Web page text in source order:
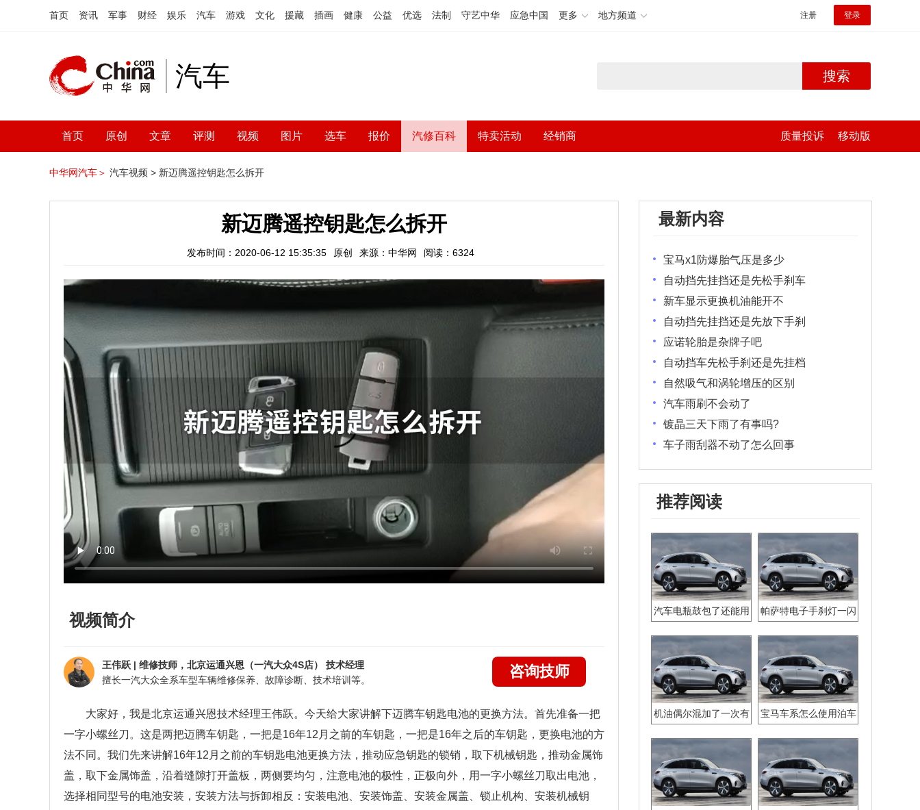
首页 资讯 军事 财经 娱乐 汽车 游戏 文化 援藏 插画 健康 公益 优选 法制 守艺中华 应急中国 更多 地方频道 注册 登录
汽车 搜索
首页 原创 文章 评测 视频 图片 选车 报价 汽修百科 特卖活动 经销商 质量投诉 移动版
中华网汽车＞ 汽车视频 > 新迈腾遥控钥匙怎么拆开
新迈腾遥控钥匙怎么拆开
发布时间：2020-06-12 15:35:35 原创 来源：中华网 阅读：6324
视频简介
王伟跃 | 维修技师，北京运通兴恩（一汽大众4S店） 技术经理
擅长一汽大众全系车型车辆维修保养、故障诊断、技术培训等。
咨询技师
大家好，我是北京运通兴恩技术经理王伟跃。今天给大家讲解下迈腾车钥匙电池的更换方法。首先准备一把
一字小螺丝刀。这是两把迈腾车钥匙，一把是16年12月之前的车钥匙，一把是16年之后的车钥匙，更换电池的方
法不同。 我们先来讲解16年12月之前的车钥匙电池更换方法，推动应急钥匙的锁销，取下机械钥匙，推动金属饰
盖，取下金属饰盖，沿着缝隙打开盖板，两侧要均匀，注意电池的极性，正极向外，用一字小螺丝刀取出电池，
选择相同型号的电池安装，安装方法与拆卸相反：安装电池、安装饰盖、安装金属盖、锁止机构、安装机械钥
最新内容
宝马x1防爆胎气压是多少
自动挡先挂挡还是先松手刹车
新车显示更换机油能开不
自动挡先挂挡还是先放下手刹
应诺轮胎是杂牌子吧
自动挡车先松手刹还是先挂档
自然吸气和涡轮增压的区别
汽车雨刷不会动了
镀晶三天下雨了有事吗?
车子雨刮器不动了怎么回事
推荐阅读
汽车电瓶鼓包了还能用
帕萨特电子手刹灯一闪
机油偶尔混加了一次有
宝马车系怎么使用泊车